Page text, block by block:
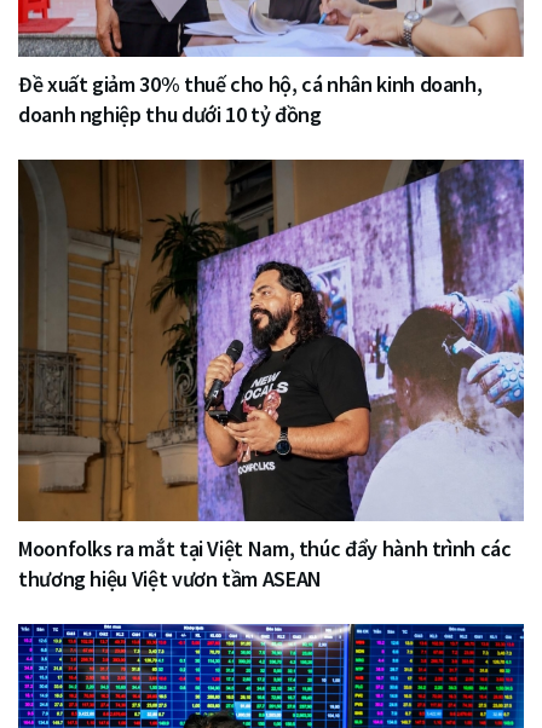
Đề xuất giảm 30% thuế cho hộ, cá nhân kinh doanh,
doanh nghiệp thu dưới 10 tỷ đồng
Moonfolks ra mắt tại Việt Nam, thúc đẩy hành trình các
thương hiệu Việt vươn tầm ASEAN